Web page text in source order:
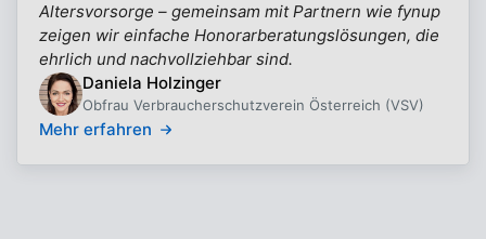
Altersvorsorge – gemeinsam mit Partnern wie fynup
zeigen wir einfache Honorarberatungslösungen, die
ehrlich und nachvollziehbar sind.
Daniela Holzinger
Obfrau Verbraucherschutzverein Österreich (VSV)
Mehr erfahren